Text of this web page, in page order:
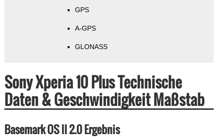
GPS
A-GPS
GLONASS
Sony Xperia 10 Plus Technische
Daten & Geschwindigkeit Maßstab
Basemark OS II 2.0 Ergebnis